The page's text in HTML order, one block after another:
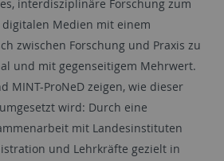
interdisziplinäre Forschung zum
Medien mit einem
zwischen Forschung und Praxis zu
und mit gegenseitigem Mehrwert.
MINT-ProNeDzeigen, wie dieser
wird: Durch eine
mit Landesinstituten
und Lehrkräfte gezielt in